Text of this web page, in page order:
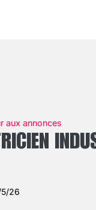
aux annonces
5/26